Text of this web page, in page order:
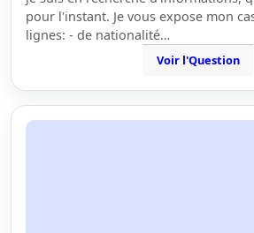
pour l'instant. Je vous expose mon
lignes: - de nationalité…
Voir l'Question